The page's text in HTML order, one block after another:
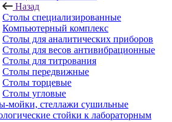
Назад
Столы специализированные
Компьютерный комплекс
Столы для аналитических приборов
Столы для весов антивибрационные
Столы для титрования
Столы передвижные
Столы торцевые
Столы угловые
мойки, стеллажи сушильные
стойки к лабораторным